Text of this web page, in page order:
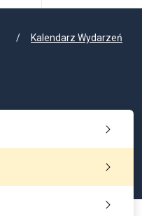
Kalendarz Wydarzeń